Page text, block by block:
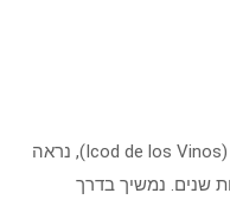
בבוקר ניסע לעיירה איקוד דה לוס וינוס (Icod de los Vinos), נראה
שנים. נמשיך בדרך